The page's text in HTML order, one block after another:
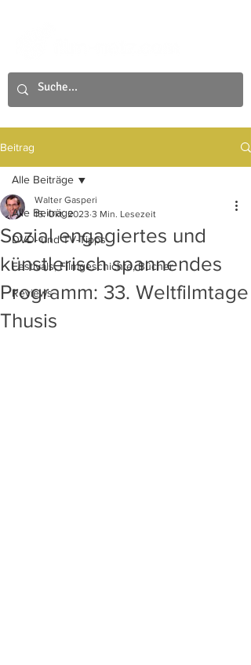
Beitrag
Alle Beiträge
DVD- und TV-Tipps
Festivals, Filmgeschichte, Bücher
Reviews
Alle Beiträge
Sozial engagiertes und
künstlerisch spannendes
Programm: 33. Weltfilmtage
Thusis
Walter Gasperi
15. Okt. 2023 3 Min. Lesezeit